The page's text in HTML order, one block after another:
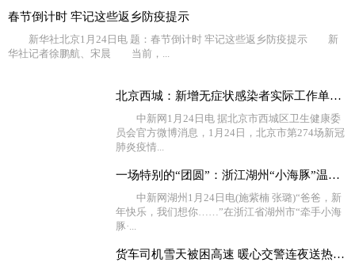
春节倒计时 牢记这些返乡防疫提示
新华社北京1月24日电 题：春节倒计时 牢记这些返乡防疫提示 新
华社记者徐鹏航、宋晨 当前，...
北京西城：新增无症状感染者实际工作单位不在西城，相关
中新网1月24日电 据北京市西城区卫生健康委
员会官方微博消息，1月24日，北京市第274场新冠
肺炎疫情...
一场特别的“团圆”：浙江湖州“小海豚”温暖过新年
中新网湖州1月24日电(施紫楠 张璐)“爸爸，新
年快乐，我们想你……”在浙江省湖州市“牵手小海
豚·...
货车司机雪天被困高速 暖心交警连夜送热水食物